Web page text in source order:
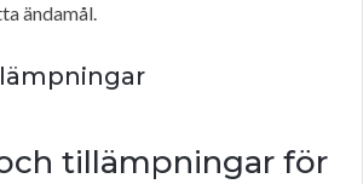
ändamål.
tillämpningar för